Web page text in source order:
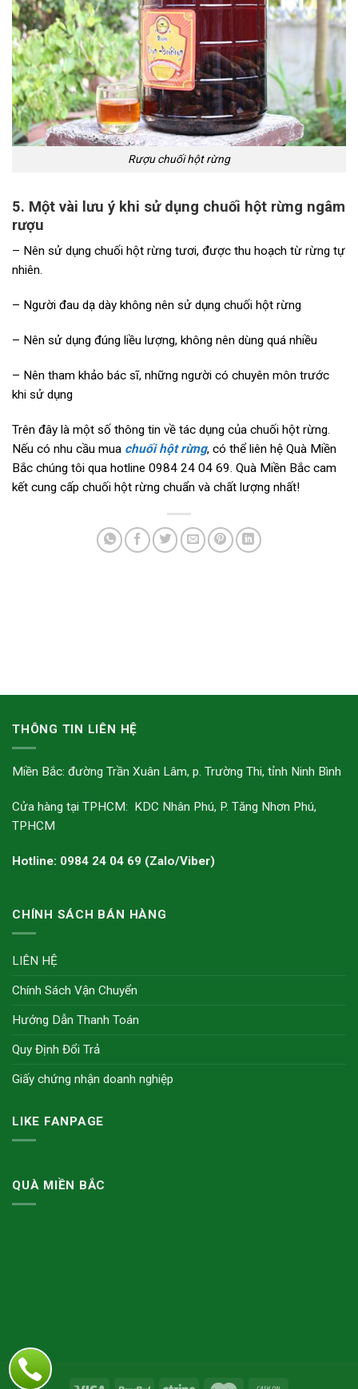
Rượu chuối hột rừng
5. Một vài lưu ý khi sử dụng chuối hột rừng ngâm
rượu
– Nên sử dụng chuối hột rừng tươi, được thu hoạch từ rừng tự
nhiên.
– Người đau dạ dày không nên sử dụng chuối hột rừng
– Nên sử dụng đúng liều lượng, không nên dùng quá nhiều
– Nên tham khảo bác sĩ, những người có chuyên môn trước
khi sử dụng
Trên đây là một số thông tin về tác dụng của chuối hột rừng.
Nếu có nhu cầu mua chuối hột rừng, có thể liên hệ Quà Miền
Bắc chúng tôi qua hotline 0984 24 04 69. Quà Miền Bắc cam
kết cung cấp chuối hột rừng chuẩn và chất lượng nhất!
THÔNG TIN LIÊN HỆ
Miền Bắc: đường Trần Xuân Lâm, p. Trường Thi, tỉnh Ninh Bình
Cửa hàng tại TPHCM: KDC Nhân Phú, P. Tăng Nhơn Phú,
TPHCM
Hotline: 0984 24 04 69 (Zalo/Viber)
CHÍNH SÁCH BÁN HÀNG
LIÊN HỆ
Chính Sách Vận Chuyển
Hướng Dẫn Thanh Toán
Quy Định Đổi Trả
Giấy chứng nhận doanh nghiệp
LIKE FANPAGE
QUÀ MIỀN BẮC